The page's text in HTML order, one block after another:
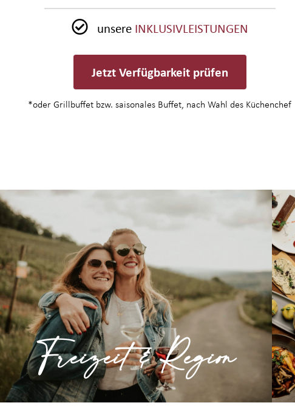
unsere INKLUSIVLEISTUNGEN
Jetzt Verfügbarkeit prüfen
*oder Grillbuffet bzw. saisonales Buffet, nach Wahl des Küchenchef
Freizeit & Region
Freizeit & Region
Wunderschöne Landschaften und vielfältige
Freizeitangebote machen das Ahrtal zum
idealen Ausflugsziel.
» Mehr erfahren